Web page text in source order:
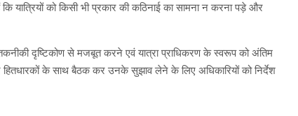
यात्रियों को किसी भी प्रकार की कठिनाई का सामना न करना पड़े और
दृष्टिकोण से मजबूत करने एवं यात्रा प्राधिकरण के स्वरूप को अंतिम
हितधारकों के साथ बैठक कर उनके सुझाव लेने के लिए अधिकारियों को निर्देश